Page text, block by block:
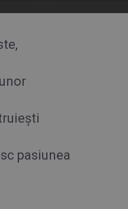
pasiunea